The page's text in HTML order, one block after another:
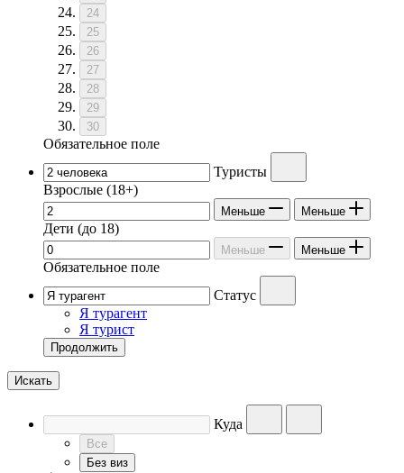
24
25
26
27
28
29
30
Обязательное поле
Туристы
Взрослые (18+)
Меньше Меньше
Дети (до 18)
Меньше Меньше
Обязательное поле
Статус
Я турагент
Я турист
Продолжить
Искать
Куда
Все
Без виз